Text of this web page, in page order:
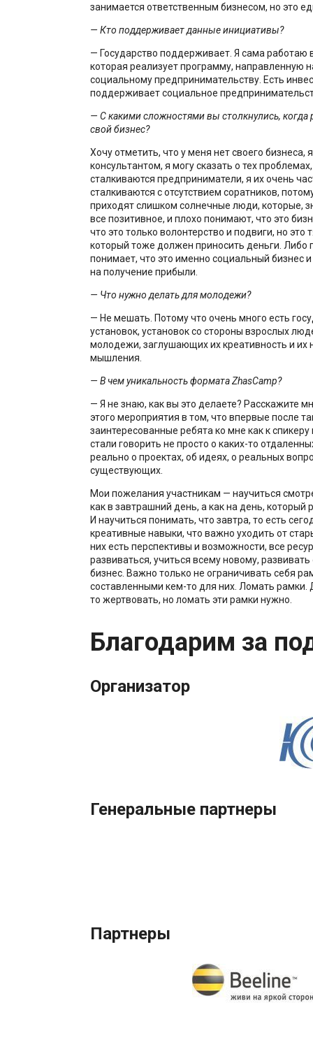
занимается ответственным бизнесом, но это
— Кто поддерживает данные инициативы?
— Государство поддерживает. Я сама работаю
которая реализует программу, направленную
социальному предпринимательству. Есть
поддерживает социальное
— С какими сложностями вы столкнулись, когда
свой бизнес?
Хочу отметить, что у меня нет своего бизнеса,
консультантом, я могу сказать о тех
сталкиваются предприниматели, я их очень
сталкиваются с отсутствием соратников,
приходят слишком солнечные люди, которые,
все позитивное, и плохо понимают, что это
что это только волонтерство и подвиги, но это
который тоже должен приносить деньги. Либо
понимает, что это именно социальный бизнес
на получение прибыли.
— Что нужно делать для молодежи?
— Не мешать. Потому что очень много есть
установок, установок со стороны взрослых
молодежи, заглушающих их креативность и их
мышления.
— В чем уникальность формата ZhasCamp?
— Я не знаю, как вы это делаете? Расскажите
этого мероприятия в том, что впервые после
заинтересованные ребята ко мне как к
стали говорить не просто о каких-то
реально о проектах, об идеях, о реальных
существующих.
Мои пожелания участникам — научиться
как в завтрашний день, а как на день, который
И научиться понимать, что завтра, то есть
креативные навыки, что важно уходить от
них есть перспективы и возможности, все
развиваться, учиться всему новому,
бизнес. Важно только не ограничивать себя
составленными кем-то для них. Ломать рамки.
то жертвовать, но ломать эти рамки нужно.
Благодарим за
Организатор
Генеральные партнеры
Партнеры